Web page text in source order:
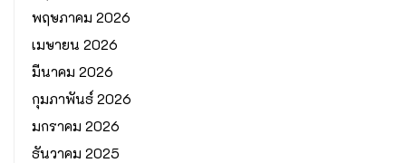
พฤษภาคม 2026
เมษายน 2026
มีนาคม 2026
กุมภาพันธ์ 2026
มกราคม 2026
ธันวาคม 2025